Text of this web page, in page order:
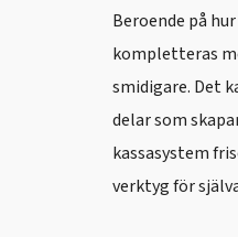
Beroende på
kompletteras
smidigare. Det
delar som
kassasystem
verktyg för